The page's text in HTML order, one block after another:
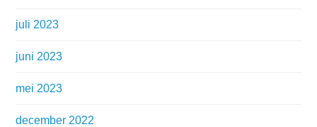
juli 2023
juni 2023
mei 2023
december 2022